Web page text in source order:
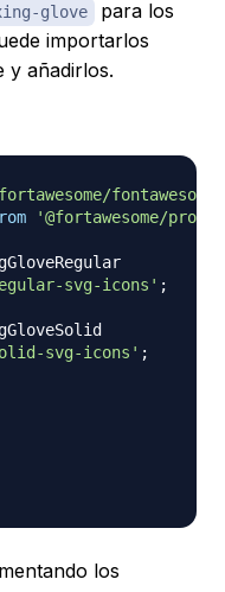
glove
para los
importarlos
y añadirlos.
'@fortawesome/
svg-icons' ;
svg-icons' ;
los